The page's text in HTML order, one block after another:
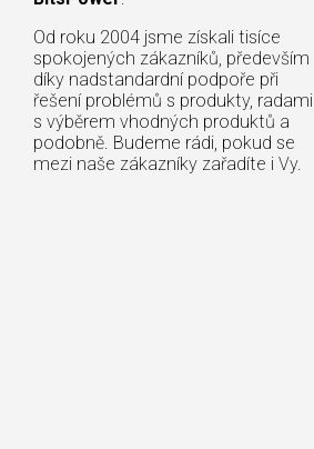
Od roku 2004 jsme získali tisíce
spokojených zákazníků, především
díky nadstandardní podpoře při
řešení problémů s produkty, radami
s výběrem vhodných produktů a
podobně. Budeme rádi, pokud se
mezi naše zákazníky zařadíte i Vy.